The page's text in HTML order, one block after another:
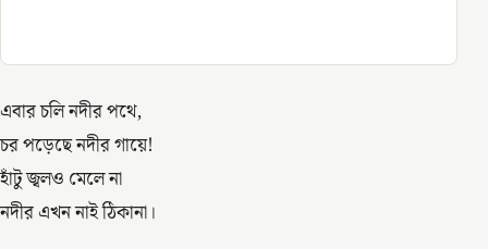
এবার চলি নদীর পথে,
চর পড়েছে নদীর গায়ে!
হাঁটু জ্বলও মেলে না
নদীর এখন নাই ঠিকানা।